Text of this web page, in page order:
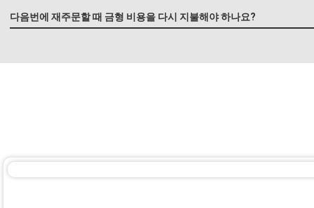
다음번에 재주문할 때 금형 비용을 다시 지불해야 하나요?